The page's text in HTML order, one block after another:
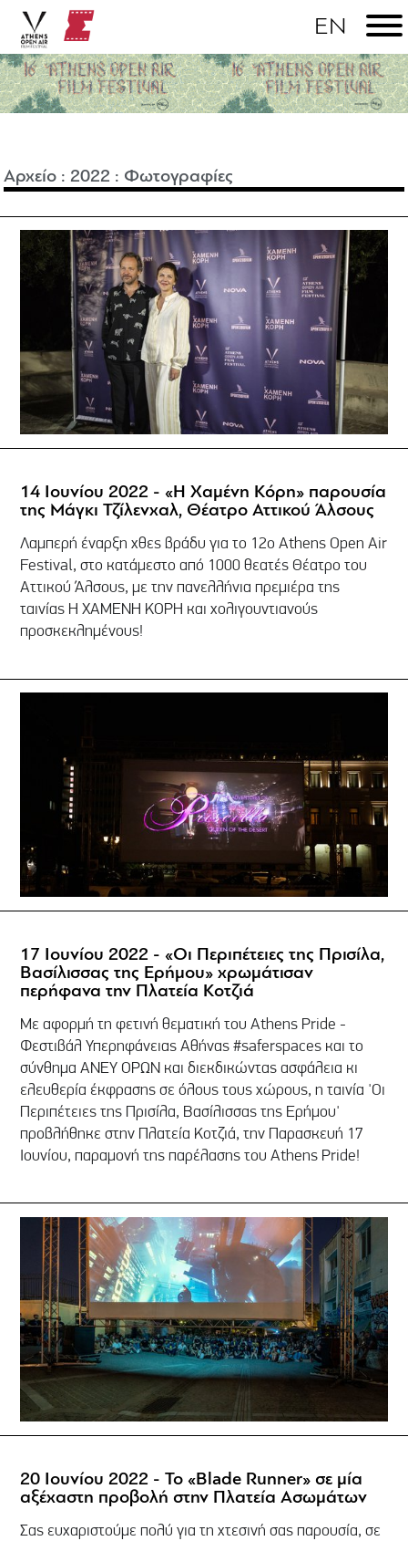
Αρχείο :2022 : Φωτογραφίες
14 Ιουνίου 2022 - «Η Χαμένη Κόρη» παρουσία
της Μάγκι Τζίλενχαλ, Θέατρο Αττικού Άλσους
Λαμπερή έναρξη χθες βράδυ για το 12ο Athens Open Air
Festival, στο κατάμεστο από 1000 θεατές Θέατρο του
Αττικού Άλσους, με την πανελλήνια πρεμιέρα της
ταινίας Η ΧΑΜΕΝΗ ΚΟΡΗ και χολιγουντιανούς
προσκεκλημένους!
17 Ιουνίου 2022 - «Οι Περιπέτειες της Πρισίλα,
Βασίλισσας της Ερήμου» χρωμάτισαν
περήφανα την Πλατεία Κοτζιά
Με αφορμή τη φετινή θεματική του Athens Pride -
Φεστιβάλ Υπερηφάνειας Αθήνας #saferspaces και το
σύνθημα ΑΝΕΥ ΟΡΩΝ και διεκδικώντας ασφάλεια κι
ελευθερία έκφρασης σε όλους τους χώρους, η ταινία 'Οι
Περιπέτειες της Πρισίλα, Βασίλισσας της Ερήμου'
προβλήθηκε στην Πλατεία Κοτζιά, την Παρασκευή 17
Ιουνίου, παραμονή της παρέλασης του Athens Pride!
20 Ιουνίου 2022 - To «Blade Runner» σε μία
αξέχαστη προβολή στην Πλατεία Ασωμάτων
Σας ευχαριστούμε πολύ για τη χτεσινή σας παρουσία, σε